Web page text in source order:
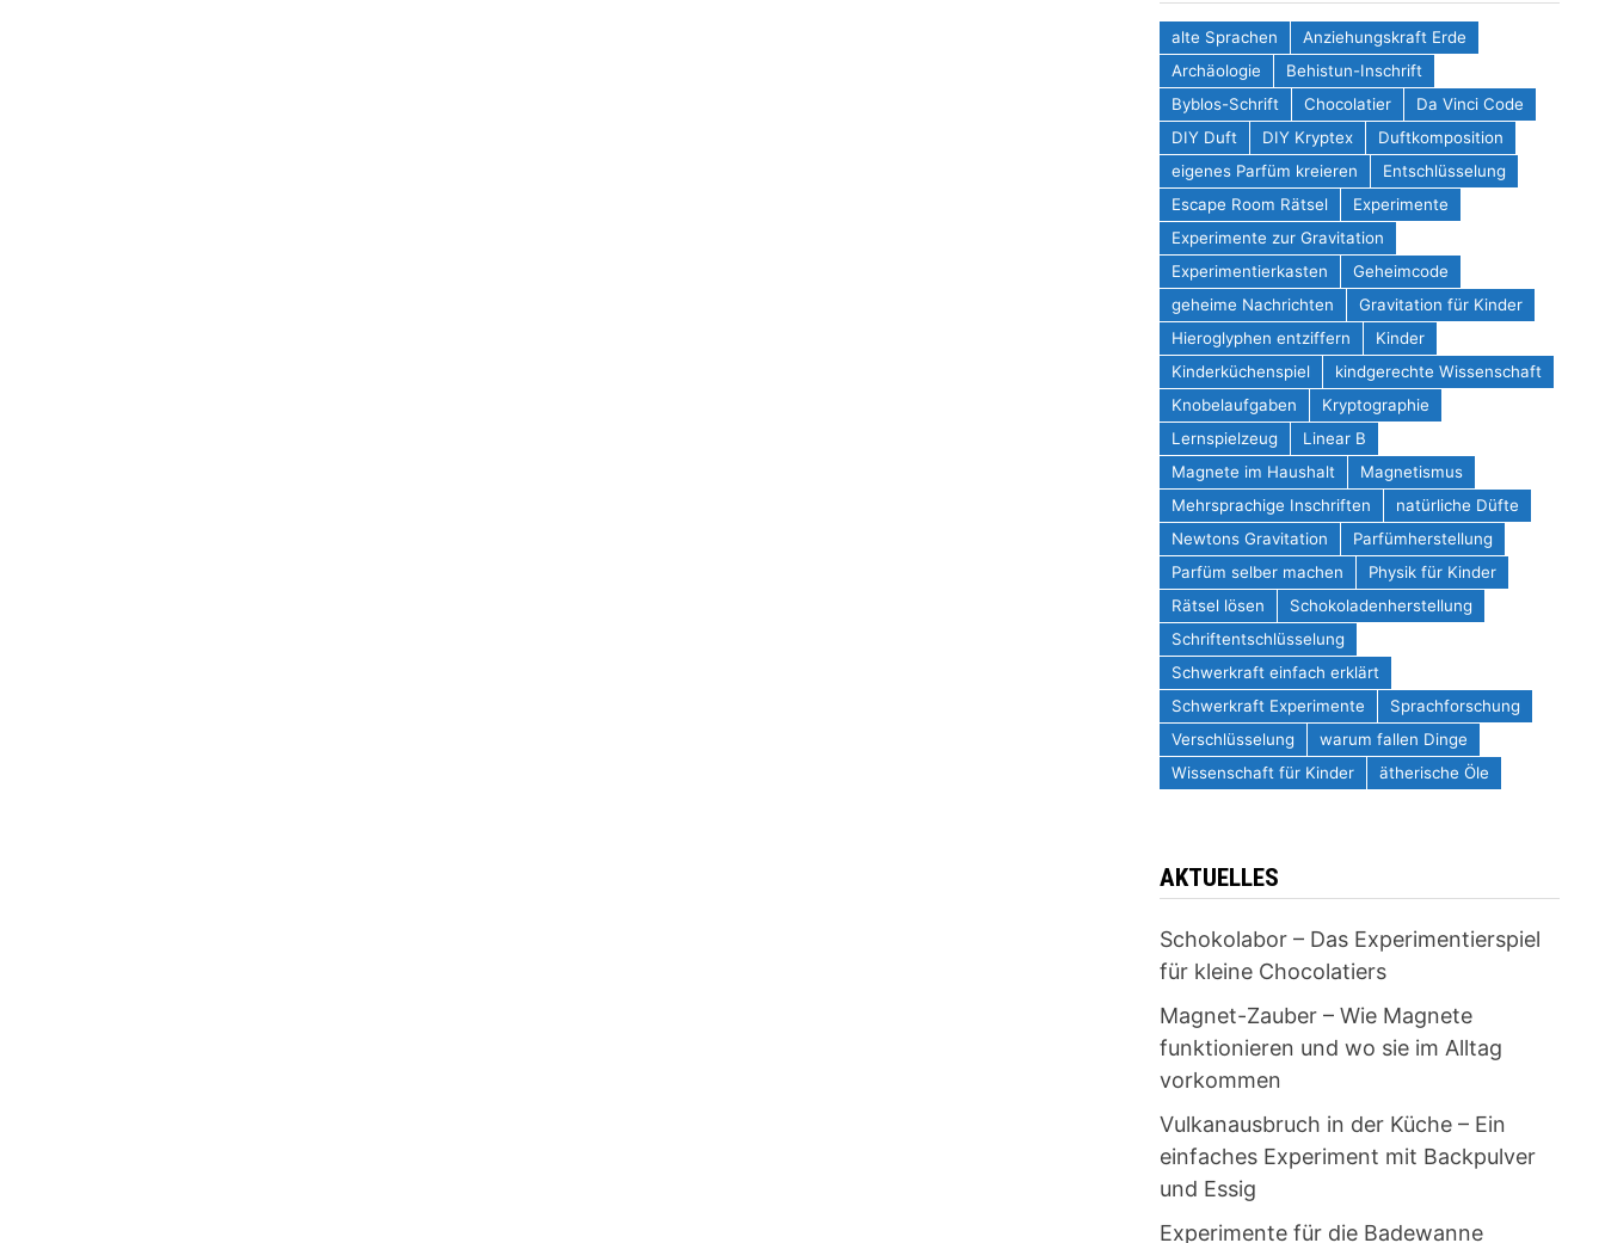
alte Sprachen
Anziehungskraft Erde
Archäologie
Behistun-Inschrift
Byblos-Schrift
Chocolatier
Da Vinci Code
DIY Duft
DIY Kryptex
Duftkomposition
eigenes Parfüm kreieren
Entschlüsselung
Escape Room Rätsel
Experimente
Experimente zur Gravitation
Experimentierkasten
Geheimcode
geheime Nachrichten
Gravitation für Kinder
Hieroglyphen entziffern
Kinder
Kinderküchenspiel
kindgerechte Wissenschaft
Knobelaufgaben
Kryptographie
Lernspielzeug
Linear B
Magnete im Haushalt
Magnetismus
Mehrsprachige Inschriften
natürliche Düfte
Newtons Gravitation
Parfümherstellung
Parfüm selber machen
Physik für Kinder
Rätsel lösen
Schokoladenherstellung
Schriftentschlüsselung
Schwerkraft einfach erklärt
Schwerkraft Experimente
Sprachforschung
Verschlüsselung
warum fallen Dinge
Wissenschaft für Kinder
ätherische Öle
AKTUELLES
Schokolabor – Das Experimentierspiel
für kleine Chocolatiers
Magnet-Zauber – Wie Magnete
funktionieren und wo sie im Alltag
vorkommen
Vulkanausbruch in der Küche – Ein
einfaches Experiment mit Backpulver
und Essig
Experimente für die Badewanne